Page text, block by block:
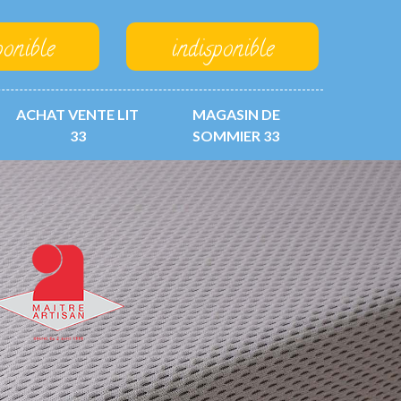
indisponible
ACHAT VENTE LIT
33
MAGASIN DE
SOMMIER 33